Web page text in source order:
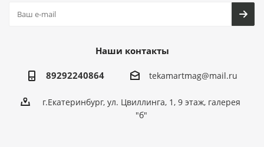
Наши контакты
89292240864 tekamartmag@mail.ru
г.Екатеринбург, ул. Цвиллинга, 1, 9 этаж, галерея
"б"